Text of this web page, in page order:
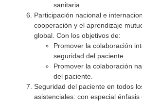
sanitaria.
Participación nacional e
cooperación y el aprendizaje
global. Con los objetivos de:
Promover la colaboración
seguridad del paciente.
Promover la colaboración
del paciente.
Seguridad del paciente en todos
asistenciales: con especial